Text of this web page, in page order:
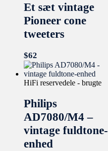
Et sæt vintage
Pioneer cone
tweeters
$62
HiFi reservedele - brugte
Philips
AD7080/M4 –
vintage fuldtone-
enhed